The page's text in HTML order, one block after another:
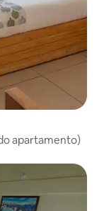
apartamento)